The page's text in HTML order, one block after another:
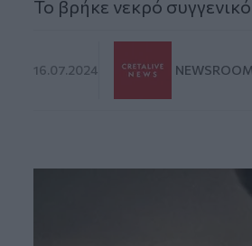
Το βρήκε νεκρό
16.07.2024 NEWSROOM